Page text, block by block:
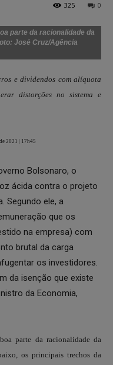
0
325
parte da racionalidade da
José Cruz/Agência
e dividendos com alíquota
distorções no sistema e
2021 | 17h45
Bolsonaro, o
ácida contra o projeto
Segundo ele, a
que os
na empresa) com
brutal da carga
os investidores.
da isenção que existe
da Economia,
parte da racionalidade da
os principais trechos da